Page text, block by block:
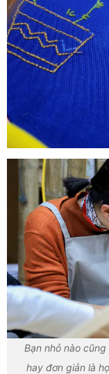
Bạn nhỏ nào
hay đơn giản là